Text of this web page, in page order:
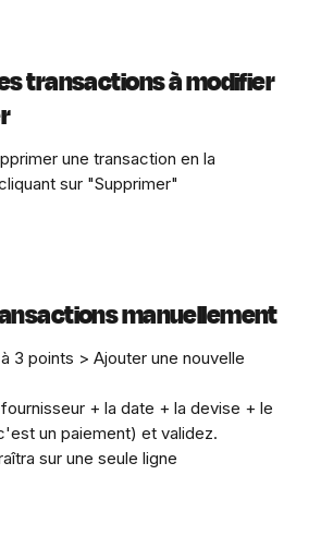
transactions à modifier
une transaction en la
sur "Supprimer"
manuellement
3 points > Ajouter une nouvelle
+ la date + la devise + le
un paiement) et validez.
sur une seule ligne